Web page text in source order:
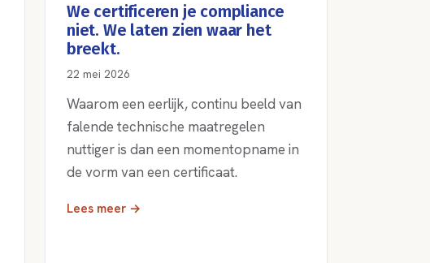
We certificeren je compliance
niet. We laten zien waar het
breekt.
22 mei 2026
Waarom een eerlijk, continu beeld van
falende technische maatregelen
nuttiger is dan een momentopname in
de vorm van een certificaat.
Lees meer →